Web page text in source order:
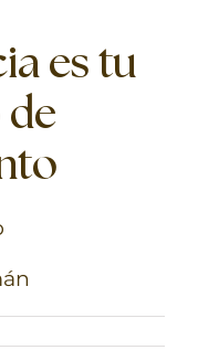
es tu
de